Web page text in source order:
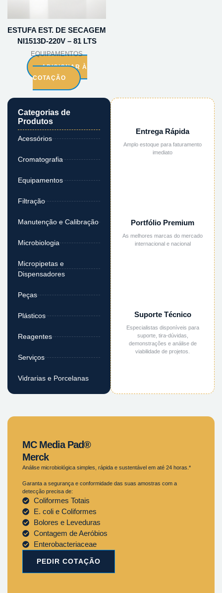
Categorias de
Produtos
Acessórios
Cromatografia
Equipamentos
Filtração
Manutenção e Calibração
Microbiologia
Micropipetas e
Dispensadores
Peças
Plásticos
Reagentes
Serviços
Vidrarias e Porcelanas
Entrega Rápida
Amplo estoque para faturamento
imediato
Portfólio Premium
As melhores marcas do mercado
internacional e nacional
Suporte Técnico
Especialistas disponíveis para
suporte, tira-dúvidas,
demonstrações e análise de
viabilidade de projetos.
ESTUFA EST. DE SECAGEM
NI1513D-220V – 81 LTS
EQUIPAMENTOS
ADICIONAR À
COTAÇÃO
MC Media Pad®
Merck
Análise microbiológica simples, rápida e sustentável em até 24 horas.*
Garanta a segurança e conformidade das suas amostras com a
detecção precisa de:
Coliformes Totais
E. coli e Coliformes
Bolores e Leveduras
Contagem de Aeróbios
Enterobacteriaceae
PEDIR COTAÇÃO